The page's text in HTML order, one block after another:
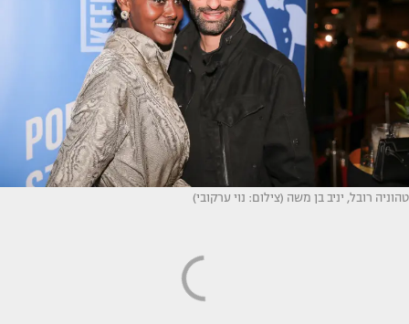
טהוניה רובל, יניב בן משה (צילום: נוי ערקובי)